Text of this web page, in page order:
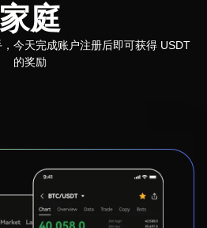
家庭
今天完成账户注册后即可获得 USDT
的奖励